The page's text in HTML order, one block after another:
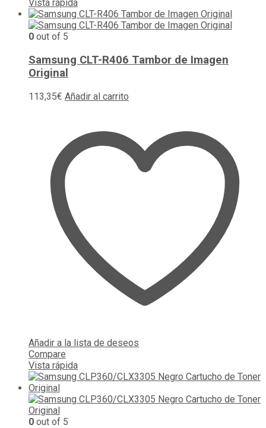
Vista rápida
0 out of 5
Samsung CLT-R406 Tambor de Imagen
Original
113,35€ Añadir al carrito
Añadir a la lista de deseos
Compare
Vista rápida
0 out of 5